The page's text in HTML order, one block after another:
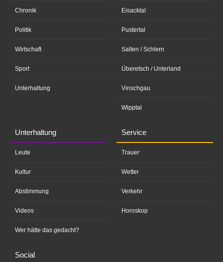
Chronik
Politik
Wirtschaft
Sport
Unterhaltung
Eisacktal
Pustertal
Salten / Schlern
Überetsch / Unterland
Vinschgau
Wipptal
Unterhaltung
Leute
Kultur
Abstimmung
Videos
Wer hätte das gedacht?
Service
Trauer
Wetter
Verkehr
Horoskop
Social